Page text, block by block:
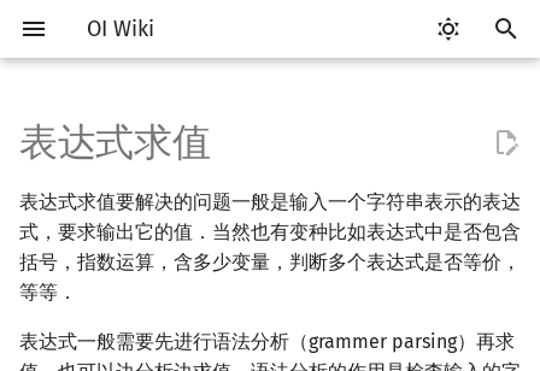
OI Wiki
以
开
始
搜
索
Getting Started
关于本项目
如何参与
OI Wiki 不是什么
比赛相关简介
赛事 ICPC/CCPC 赛事与赛制
题型
交互题
学习路线
分段打表
常见技巧
工具软件简介
代码编辑工具 Emacs
Atom
评测工具
Arbiter
CCR Plus
命令行
通用
Validator
语言基础简介
C++ 基础 C++ 语法基础
运算
C++ 标准库
STL 容器
bitset
C++ 进阶
命名空间
重载运算符
算法基础简介
复杂度 均摊复杂度
枚举
模拟
选择排序
插入排序
搜索部分简介
DFS（搜索）
BFS（搜索）
双向搜索
动态规划部分简介
动态规划基础
记忆化搜索
背包 DP
单调队列/单调栈优化
四边形不等式优化
字符串部分简介
字符串基础
标准库
字符串匹配
最优原地后缀排序算法
数学部分简介
布尔代数
数字系统
进位制
格雷码
位操作
模算术简介
最大公约数
代数基本定理
快速数论变换
抽屉原理
斐波那契数列
向量
矩阵
单纯形法
群论
域论
条件概率与独立性
随机变量的数字特征
公平组合游戏
非公平组合游戏
数值积分
牛顿迭代法
数据结构部分简介
栈
队列
链表
并查集复杂度
二叉堆
左偏树
块状数组
树分块
线段树合并 & 分裂
猫树
Treap
WBLT
可持久化线段树
可持久化平衡树
平衡树套线段树
树状数组套权值线段树
全局平衡二叉树
Top Tree
图论部分简介
图论相关概念
图的存储
DFS（图论）
树的直径
树的重心
差分约束
同余最短路
最小树形图
双连通分量
圆方树
最大流
费用流
二分图最大匹配
一般图最大匹配
计算几何部分简介
二维计算几何基础
三维计算几何基础
距离
离线算法简介
CDQ 分治
整体二分
莫队算法
普通莫队算法
树上莫队
随机函数
随机化技巧
爬山算法
模拟退火
表达式树与逆波兰表达式
只含左结合的二元运算符的含
括号表达式
符
RMQ
并查集应用
括号序列
线段树与离线询问
表达式求值
表达式求值要解决的问题一般是输入一个字符串表示的表达
式，要求输出它的值．当然也有变种比如表达式中是否包含
括号，指数运算，含多少变量，判断多个表达式是否等价，
等等．
表达式一般需要先进行语法分析（grammer parsing）再求